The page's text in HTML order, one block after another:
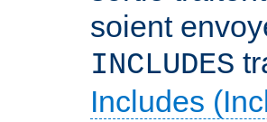
soient
INCLUDES
Includes